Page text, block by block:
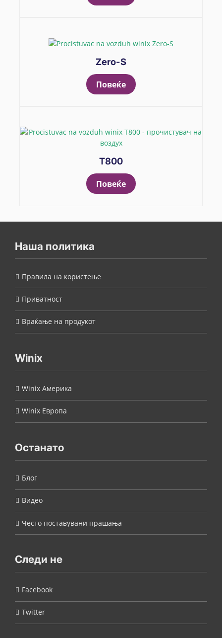
Zero-S
Повеќе
T800
Повеќе
Наша политика
Правила на користење
Приватност
Враќање на продукот
Winix
Winix Америка
Winix Европа
Останато
Блог
Видео
Често поставувани прашања
Следи не
Facebook
Twitter